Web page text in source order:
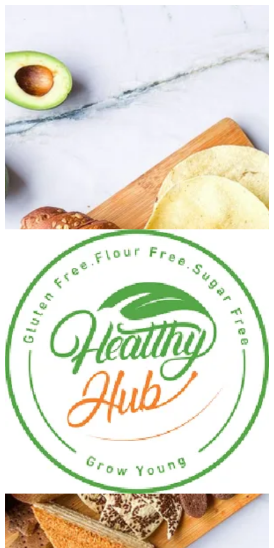
EN
تسجيل الدخول
EN
غريبه شوفان
180 ج.م
تعليمات خاصة
غريبه شوفان | هيلثي هب